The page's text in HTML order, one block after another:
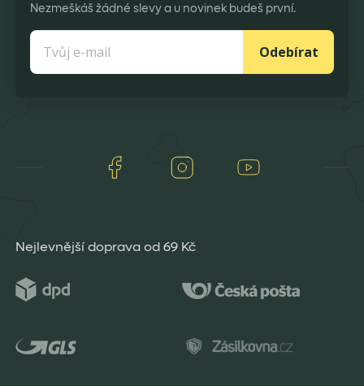
Nezmeškáš žádné slevy a u novinek budeš první.
Odebírat
Facebook Instagram
Nejlevnější doprava od 69 Kč